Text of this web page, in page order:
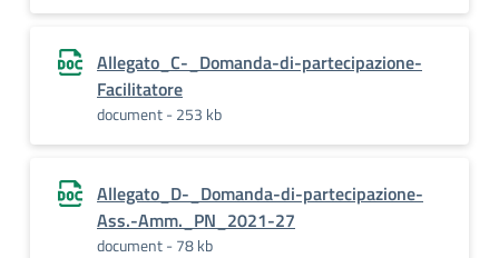
Allegato_C-_Domanda-di-partecipazione-
Facilitatore
document - 253 kb
Allegato_D-_Domanda-di-partecipazione-
Ass.-Amm._PN_2021-27
document - 78 kb